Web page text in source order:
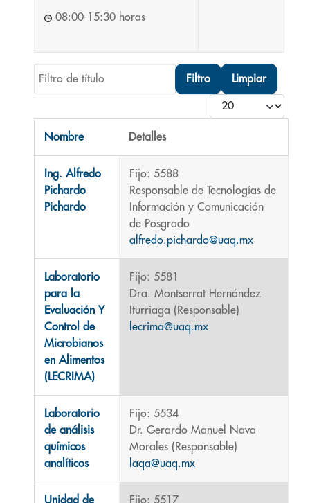
08:00-15:30 horas
Filtro de título
Filtro Limpiar
Cantidad
Nombre Detalles
Ing. Alfredo
Pichardo
Pichardo
Fijo: 5588
Responsable de Tecnologías de
Información y Comunicación
de Posgrado
alfredo.pichardo@uaq.mx
Laboratorio
para la
Evaluación Y
Control de
Microbianos
en Alimentos
(LECRIMA)
Fijo: 5581
Dra. Montserrat Hernández
Iturriaga (Responsable)
lecrima@uaq.mx
Laboratorio
de análisis
químicos
analíticos
Fijo: 5534
Dr. Gerardo Manuel Nava
Morales (Responsable)
laqa@uaq.mx
Unidad de Fijo: 5517